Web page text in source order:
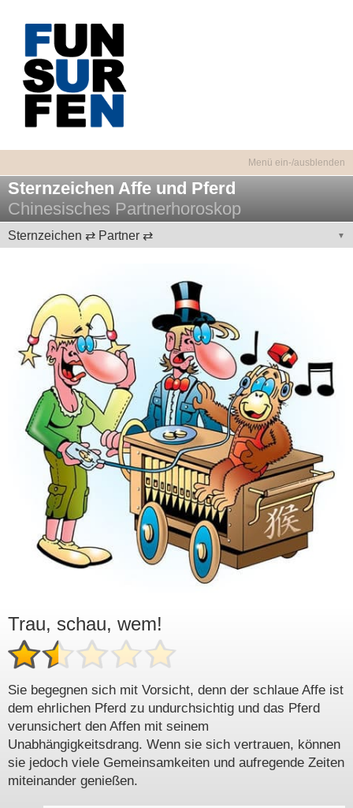
Sternzeichen Affe und Pferd
Chinesisches Partnerhoroskop
Sternzeichen ⇄ Partner ⇄
Trau, schau, wem!
Sie begegnen sich mit Vorsicht, denn der schlaue Affe ist
dem ehrlichen Pferd zu undurchsichtig und das Pferd
verunsichert den Affen mit seinem
Unabhängigkeitsdrang. Wenn sie sich vertrauen, können
sie jedoch viele Gemeinsamkeiten und aufregende Zeiten
miteinander genießen.